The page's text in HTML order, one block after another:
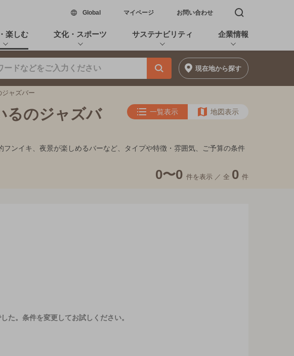
Global新しいウィンドウで開く
マイページ お問い合わせ 検索窓を開く
楽しむ 文化・スポーツ サステナビリティ 企業情報
現在地から探す
ャズバー
るのジャズバ
一覧表示 地図表示
ンイキ、夜景が楽しめるバーなど、タイプや特徴・雰囲気、ご予算の条件
0〜0 件を表示 ／ 全 0 件
た。 条件を変更してお試しください。